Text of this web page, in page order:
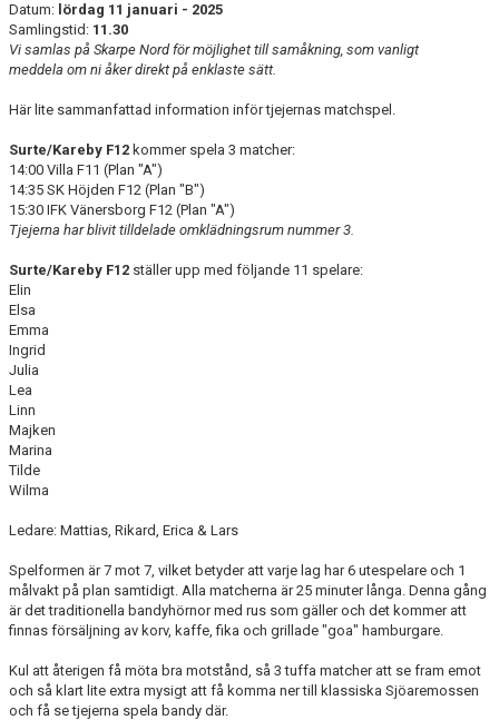
Datum: lördag 11 januari - 2025
Samlingstid: 11.30
Vi samlas på Skarpe Nord för möjlighet till samåkning, som vanligt
meddela om ni åker direkt på enklaste sätt.
Här lite sammanfattad information inför tjejernas matchspel.
Surte/Kareby F12 kommer spela 3 matcher:
14:00 Villa F11 (Plan "A")
14:35 SK Höjden F12 (Plan "B")
15:30 IFK Vänersborg F12 (Plan "A")
Tjejerna har blivit tilldelade omklädningsrum nummer 3.
Surte/Kareby F12 ställer upp med följande 11 spelare:
Elin
Elsa
Emma
Ingrid
Julia
Lea
Linn
Majken
Marina
Tilde
Wilma
Ledare: Mattias, Rikard, Erica & Lars
Spelformen är 7 mot 7, vilket betyder att varje lag har 6 utespelare och 1
målvakt på plan samtidigt. Alla matcherna är 25 minuter långa. Denna gång
är det traditionella bandyhörnor med rus som gäller och det kommer att
finnas försäljning av korv, kaffe, fika och grillade "goa" hamburgare.
Kul att återigen få möta bra motstånd, så 3 tuffa matcher att se fram emot
och så klart lite extra mysigt att få komma ner till klassiska Sjöaremossen
och få se tjejerna spela bandy där.